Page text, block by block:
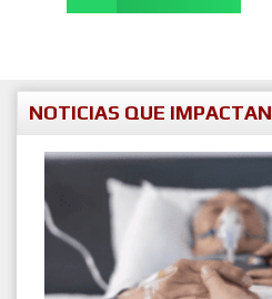
NOTICIAS QUE IMPACTAN